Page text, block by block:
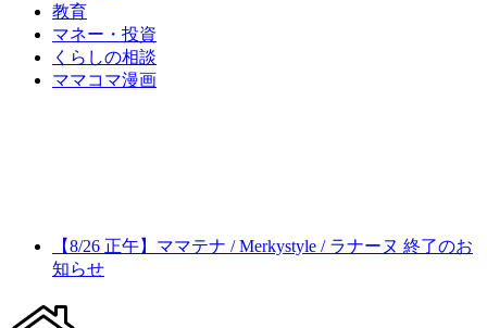
教育
マネー・投資
くらしの相談
ママコマ漫画
【8/26 正午】ママテナ / Merkystyle / ラナーヌ 終了のお
知らせ